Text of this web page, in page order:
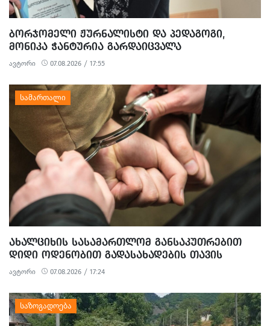
ᲑᲝᲠᲯᲝᲛᲔᲚᲘ ᲟᲣᲠᲜᲐᲚᲘᲡᲢᲘ ᲓᲐ ᲞᲔᲓᲐᲒᲝᲒᲘ,
ᲛᲝᲜᲘᲙᲐ ᲭᲐᲜᲢᲣᲠᲘᲐ ᲒᲐᲠᲓᲐᲘᲪᲕᲐᲚᲐ
ავტორი 07.08.2026 / 17:55
ᲐᲮᲐᲚᲪᲘᲮᲘᲡ ᲡᲐᲡᲐᲛᲐᲠᲗᲚᲝᲛ ᲒᲐᲜᲡᲐᲙᲣᲗᲠᲔᲑᲘᲗ
ᲓᲘᲓᲘ ᲝᲓᲔᲜᲝᲑᲘᲗ ᲒᲐᲓᲐᲡᲐᲮᲐᲓᲔᲑᲘᲡ ᲗᲐᲕᲘᲡ
ᲐᲠᲘᲓᲔᲑᲘᲡ, ᲓᲘᲓᲘ ᲝᲓᲔᲜᲝᲑᲘᲗ ᲗᲐᲦᲚᲘᲗᲝᲑᲘᲡ
ᲛᲪᲓᲔᲚᲝᲑᲘᲡ ᲓᲐ ᲛᲝᲢᲧᲣᲔᲑᲘᲗ ᲥᲝᲜᲔᲑᲠᲘᲕᲘ
ᲓᲐᲖᲘᲐᲜᲔᲑᲘᲡ ᲤᲐᲥᲢᲔᲑᲖᲔ 1 ᲞᲘᲠᲘ ᲓᲐᲛᲜᲐᲨᲐᲕᲔᲓ ᲪᲜᲝ
ავტორი 07.08.2026 / 17:24